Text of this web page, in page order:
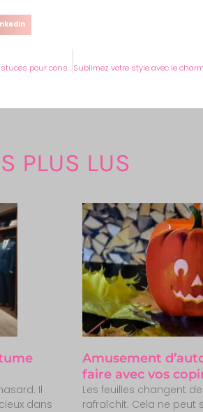
Protégez vos cheveux blancs de la bétadine : astuces pour conserver leur éclat
PLUS LUS
Il
dans
Amusement
faire avec vos
Les feuilles changent
rafraîchit. Cela ne peut